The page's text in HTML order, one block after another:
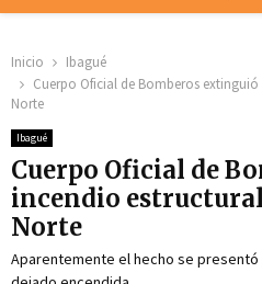
Inicio
Ibagué
Cuerpo Oficial de Bomberos
Norte
Ibagué
Cuerpo Oficial de
incendio
Norte
Aparentemente el hecho se presentó